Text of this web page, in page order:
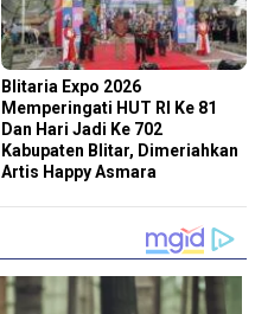
Blitaria Expo 2026
Memperingati HUT RI Ke 81
Dan Hari Jadi Ke 702
Kabupaten Blitar, Dimeriahkan
Artis Happy Asmara